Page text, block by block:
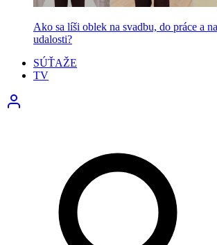
Ako sa líši oblek na svadbu, do práce a
udalosti?
SÚŤAŽE
TV